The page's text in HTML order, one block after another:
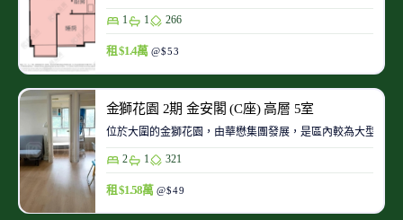
1 1 266
租 $1.4萬 @$53
金獅花園 2期 金安閣 (C座) 高層 5室
位於大圍的金獅花園，由華懋集團發展，是區內較為大型的
2 1 321
租 $1.58萬 @$49